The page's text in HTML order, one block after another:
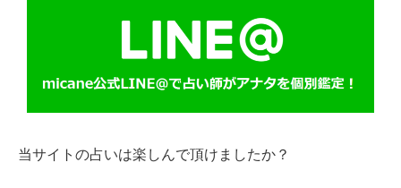
当サイトの占いは楽しんで頂けましたか？